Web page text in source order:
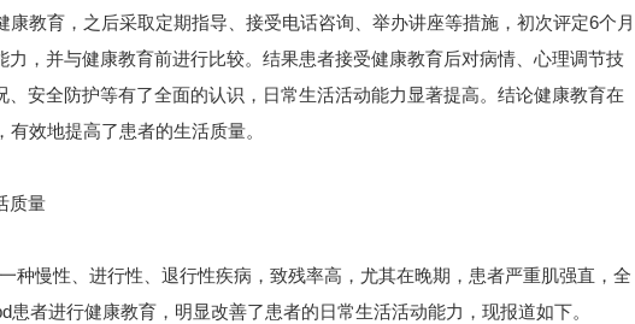
教育，之后采取定期指导、接受电话咨询、举办讲座等措施，初次评定6个月
力，并与健康教育前进行比较。结果患者接受健康教育后对病情、心理调节技
安全防护等有了全面的认识，日常生活活动能力显著提高。结论健康教育在
效地提高了患者的生活质量。
质量
种慢性、进行性、退行性疾病，致残率高，尤其在晚期，患者严重肌强直，全
者进行健康教育，明显改善了患者的日常生活活动能力，现报道如下。